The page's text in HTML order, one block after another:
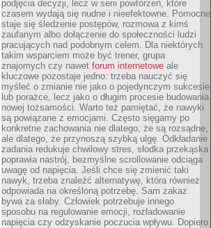
podjęcia decyzji, lecz w serii powtórzeń, które
czasem wydają się nudne i nieefektowne. Pomocne
staje się śledzenie postępów, rozmowa z kimś
zaufanym albo dołączenie do społeczności ludzi
pracujących nad podobnym celem. Dla niektórych
takim wsparciem może być trener, grupa
znajomych czy nawet forum internetowe ale
kluczowe pozostaje jedno: trzeba nauczyć się
myśleć o zmianie nie jako o pojedynczym sukcesie
lub porażce, lecz jako o długim procesie budowania
nowej tożsamości. Warto też pamiętać, że nawyki
są powiązane z emocjami. Często sięgamy po
konkretne zachowania nie dlatego, że są rozsądne,
ale dlatego, że przynoszą szybką ulgę. Odkładanie
zadania redukuje chwilowy stres, słodka przekąska
poprawia nastrój, bezmyślne scrollowanie odciąga
uwagę od napięcia. Jeśli chce się zmienić taki
nawyk, trzeba znaleźć alternatywę, która również
odpowiada na określoną potrzebę. Sam zakaz
bywa za słaby. Człowiek potrzebuje innego
sposobu na regulowanie emocji, rozładowanie
napięcia czy odzyskanie poczucia wpływu. Dopiero